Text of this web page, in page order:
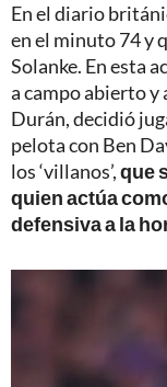
En el diario
en el minuto 74 y
Solanke. En esta
a campo abierto y
Durán, decidió
pelota con Ben
los ‘villanos’,que
quien actúa
defensiva a la